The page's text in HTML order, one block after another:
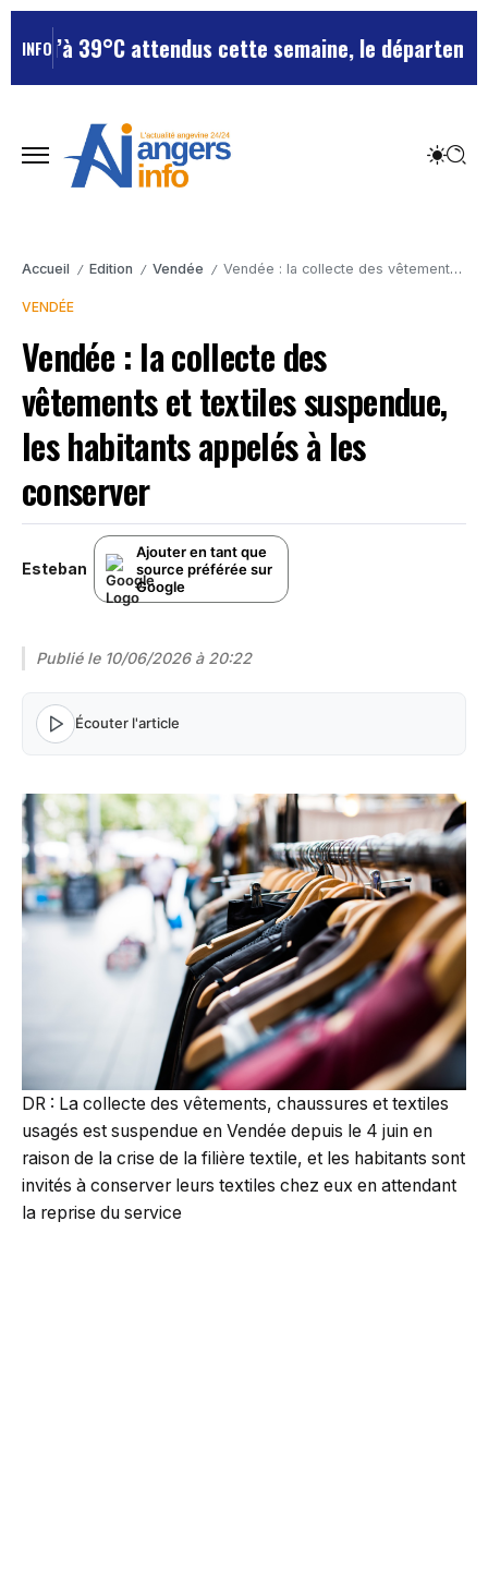
INFOattendus cette semaine, le département reste
Accueil / Edition / Vendée / Vendée : la collecte des vêtements et textiles suspendue, les habitants appelés à les conserver
VENDÉE
Vendée : la collecte des
vêtements et textiles suspendue,
les habitants appelés à les
conserver
Esteban
Ajouter en tant que
source préférée sur
Google
Publié le 10/06/2026 à 20:22
Écouter l'article
DR : La collecte des vêtements, chaussures et textiles
usagés est suspendue en Vendée depuis le 4 juin en
raison de la crise de la filière textile, et les habitants sont
invités à conserver leurs textiles chez eux en attendant
la reprise du service